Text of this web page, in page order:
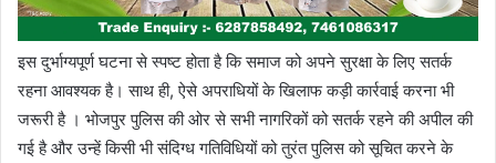
इस दुर्भाग्यपूर्ण घटना से स्पष्ट होता है कि समाज को अपने सुरक्षा के लिए सतर्क
रहना आवश्यक है। साथ ही, ऐसे अपराधियों के खिलाफ कड़ी कार्रवाई करना भी
जरूरी है । भोजपुर पुलिस की ओर से सभी नागरिकों को सतर्क रहने की अपील की
गई है और उन्हें किसी भी संदिग्ध गतिविधियों को तुरंत पुलिस को सूचित करने के